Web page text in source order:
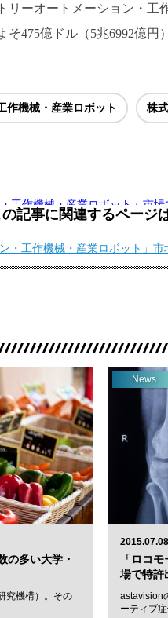
リーオートメーション・工
475億ドル（5兆6992億円
作機械・産業ロボット 株
工作機械・産業ロボット」市
の記事に関連するページ
・工作機械・産業ロボット」
の多い大学・
究機構）。その
News
「ロコ
場で特許
astavision
ーティブ